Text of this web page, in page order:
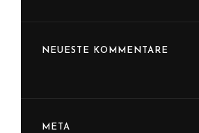
NEUESTE KOMMENTARE
META